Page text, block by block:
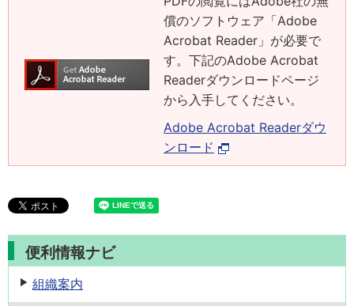
償のソフトウェア「Adobe
Acrobat Reader」が必要で
す。下記のAdobe Acrobat
Readerダウンロードページ
から入手してください。
Adobe Acrobat Readerダウ
ンロード
便利情報ナビ
組織案内